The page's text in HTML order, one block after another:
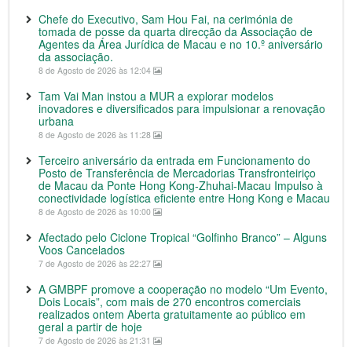
Chefe do Executivo, Sam Hou Fai, na cerimónia de
tomada de posse da quarta direcção da Associação de
Agentes da Área Jurídica de Macau e no 10.º aniversário
da associação.
8 de Agosto de 2026 às 12:04
Tam Vai Man instou a MUR a explorar modelos
inovadores e diversificados para impulsionar a renovação
urbana
8 de Agosto de 2026 às 11:28
Terceiro aniversário da entrada em Funcionamento do
Posto de Transferência de Mercadorias Transfronteiriço
de Macau da Ponte Hong Kong-Zhuhai-Macau Impulso à
conectividade logística eficiente entre Hong Kong e Macau
8 de Agosto de 2026 às 10:00
Afectado pelo Ciclone Tropical “Golfinho Branco” – Alguns
Voos Cancelados
7 de Agosto de 2026 às 22:27
A GMBPF promove a cooperação no modelo “Um Evento,
Dois Locais”, com mais de 270 encontros comerciais
realizados ontem Aberta gratuitamente ao público em
geral a partir de hoje
7 de Agosto de 2026 às 21:31